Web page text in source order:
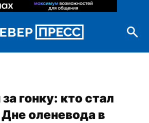
гонку: кто стал
оленевода в